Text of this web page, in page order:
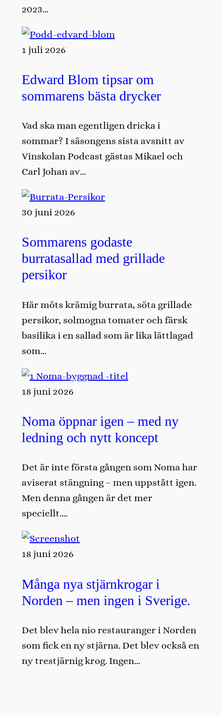
2023…
1 juli 2026
Edward Blom tipsar om
sommarens bästa drycker
Vad ska man egentligen dricka i
sommar? I säsongens sista avsnitt av
Vinskolan Podcast gästas Mikael och
Carl Johan av…
30 juni 2026
Sommarens godaste
burratasallad med grillade
persikor
Här möts krämig burrata, söta grillade
persikor, solmogna tomater och färsk
basilika i en sallad som är lika lättlagad
som…
18 juni 2026
Noma öppnar igen – med ny
ledning och nytt koncept
Det är inte första gången som Noma har
aviserat stängning – men uppstått igen.
Men denna gången är det mer
speciellt….
18 juni 2026
Många nya stjärnkrogar i
Norden – men ingen i Sverige.
Det blev hela nio restauranger i Norden
som fick en ny stjärna. Det blev också en
ny trestjärnig krog. Ingen…